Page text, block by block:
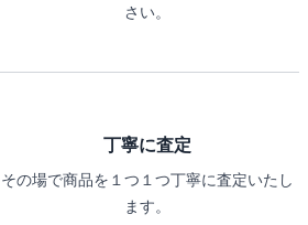
さい。
丁寧に査定
その場で商品を１つ１つ丁寧に査定いたし
ます。